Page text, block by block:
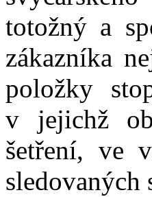
totožný a
zákazníka
položky
v
jejichž
šetření, ve